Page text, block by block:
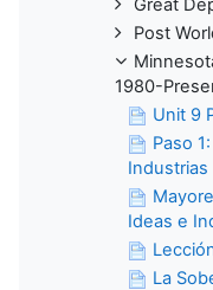
Great
Post
1980-
Unit 9
Paso
Industrias
Ideas e
La